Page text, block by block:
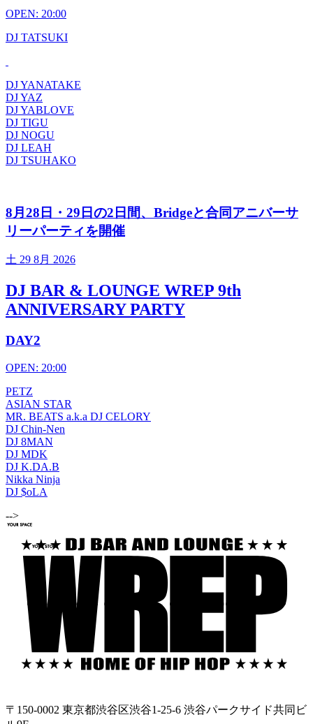
OPEN: 20:00
DJ TATSUKI
DJ YANATAKE
DJ YAZ
DJ YABLOVE
DJ TIGU
DJ NOGU
DJ LEAH
DJ TSUHAKO
8月28日・29日の2日間、Bridgeと合同アニバーサ
リーパーティを開催
土 29 8月 2026
DJ BAR & LOUNGE WREP 9th
ANNIVERSARY PARTY
DAY2
OPEN: 20:00
PETZ
ASIAN STAR
MR. BEATS a.k.a DJ CELORY
DJ Chin-Nen
DJ 8MAN
DJ MDK
DJ K.DA.B
Nikka Ninja
DJ $oLA
-->
〒150-0002 東京都渋谷区渋谷1-25-6 渋谷パークサイド共同ビ